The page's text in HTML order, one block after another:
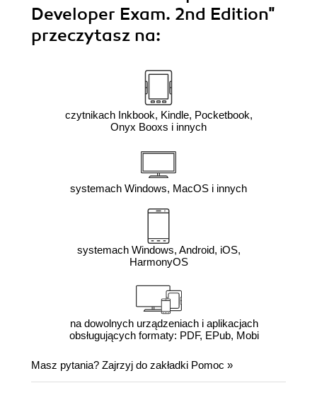
Developer Exam. 2nd Edition"
przeczytasz na:
czytnikach Inkbook, Kindle, Pocketbook,
Onyx Booxs i innych
systemach Windows, MacOS i innych
systemach Windows, Android, iOS,
HarmonyOS
na dowolnych urządzeniach i aplikacjach
obsługujących formaty: PDF, EPub, Mobi
Masz pytania? Zajrzyj do zakładki Pomoc »